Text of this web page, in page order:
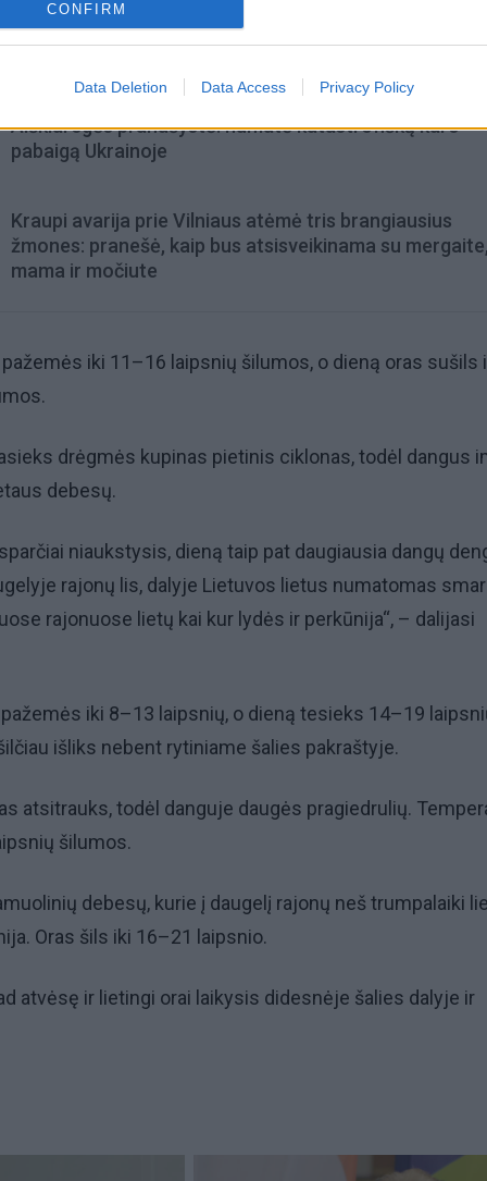
CONFIRM
Data Deletion Data Access Privacy Policy
Aiškiaregės pranašystė: numatė katastrofišką karo
pabaigą Ukrainoje
Kraupi avarija prie Vilniaus atėmė tris brangiausius
žmones: pranešė, kaip bus atsisveikinama su
mama ir močiute
iki 11–16 laipsnių šilumos, o dieną oras sušils
drėgmės kupinas pietinis ciklonas, todėl dangus
debesų.
niaukstysis, dieną taip pat daugiausia dangų
rajonų lis, dalyje Lietuvos lietus numatomas
rajonuose lietų kai kur lydės ir perkūnija“, – dalijasi
iki 8–13 laipsnių, o dieną tesieks 14–19
išliks nebent rytiniame šalies pakraštyje.
atsitrauks, todėl danguje daugės pragiedrulių.
šilumos.
debesų, kurie į daugelį rajonų neš trumpalaiki
Oras šils iki 16–21 laipsnio.
atvėsę ir lietingi orai laikysis didesnėje šalies dalyje ir